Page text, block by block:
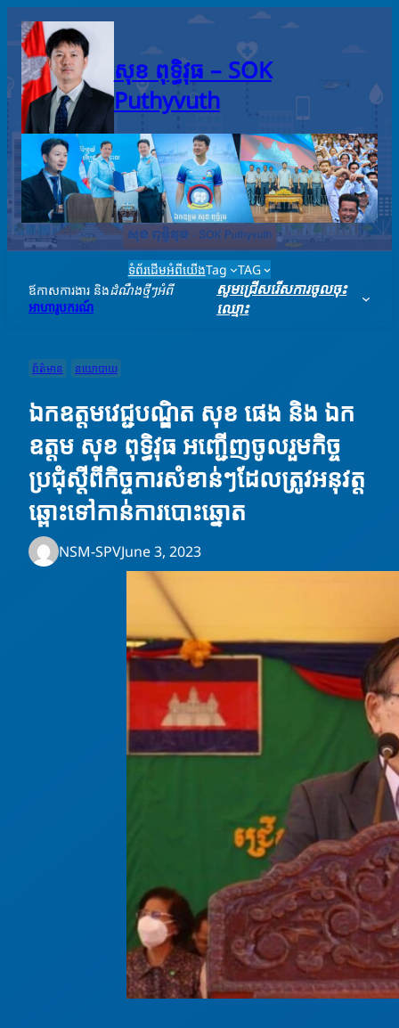
content
សុខ ពុទ្ធិវុធ – SO​K
Puthyvuth
ទំព័រដើមអំពីយើងTag
TAG
ឪកាសការងារ និងដំណឹងថ្មីៗអំពី
អាហារូបករណ៍
សូមជ្រើសរើសការចូលចុះ
ឈ្មោះ
ព័ត៌មាន នយោបាយ
ឯកឧត្តមវេជ្ជបណ្ឌិត សុខ ផេង និង ឯក
ឧត្តម សុខ ពុទ្ធិវុធ អញ្ជើញចូលរួមកិច្ច
ប្រជុំស្តីពីកិច្ចការសំខាន់ៗដែលត្រូវអនុវត្ត
ឆ្ពោះទៅកាន់ការបោះឆ្នោត
NSM-SPVJune 3, 2023